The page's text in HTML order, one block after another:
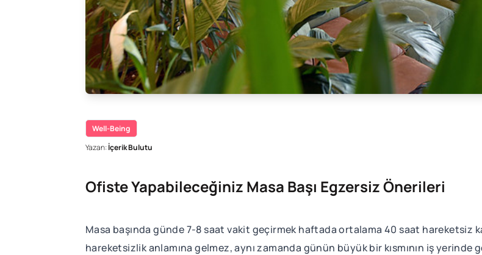
Well-Being
Yazan:İçerik Bulutu
Ofiste Yapabileceğiniz Masa Başı Egzersiz Önerileri
Masa başında günde 7-8 saat vakit geçirmek haftada ortalama 40 saat hareketsiz
hareketsizlik anlamına gelmez, aynı zamanda günün büyük bir kısmının iş